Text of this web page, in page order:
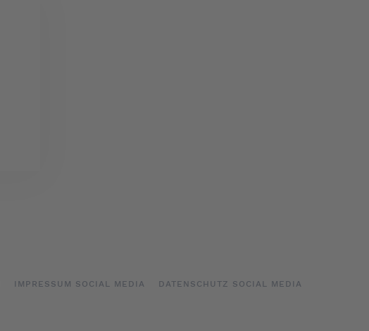
IMPRESSUM SOCIAL MEDIA DATENSCHUTZ SOCIAL MEDIA